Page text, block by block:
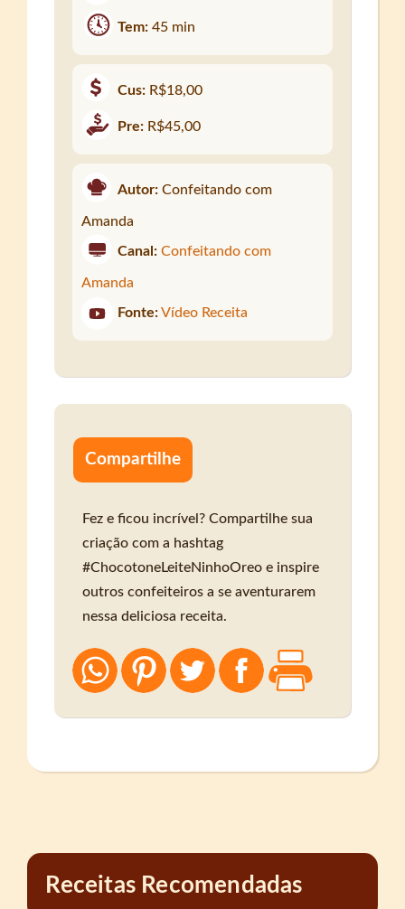
Tem:45 min
Cus: R$18,00
Pre: R$45,00
Autor: Confeitando com
Amanda
Canal: Confeitando com
Amanda
Fonte: Vídeo Receita
Compartilhe
Fez e ficou incrível? Compartilhe sua
criação com a hashtag
#ChocotoneLeiteNinhoOreo e inspire
outros confeiteiros a se aventurarem
nessa deliciosa receita.
Receitas Recomendadas